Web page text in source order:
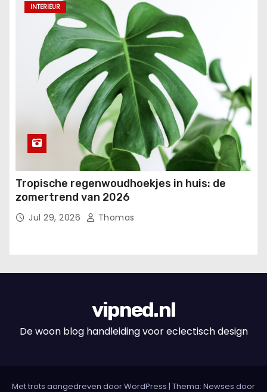
INTERIEUR
Tropische regenwoudhoekjes in huis: de
zomertrend van 2026
Jul 29, 2026 Thomas
vipned.nl
De woon blog handleiding voor eclectisch design
Met trots aangedreven door WordPress | Thema: Newses door